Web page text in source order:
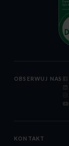
OBSERWUJ NAS
KONTAKT